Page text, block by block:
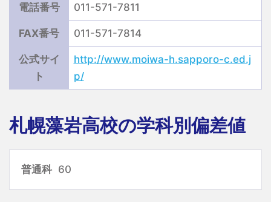
電話番号 011-571-7811
FAX番号 011-571-7814
公式サイ
ト
http://www.moiwa-h.sapporo-c.ed.j
p/
札幌藻岩高校の学科別偏差値
普通科 60